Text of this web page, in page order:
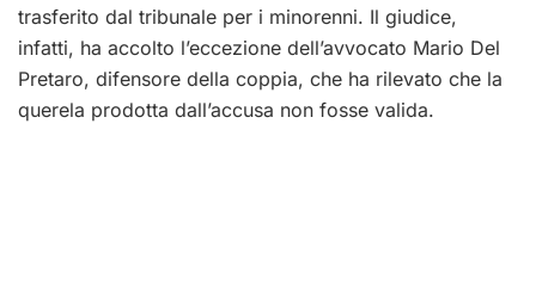
trasferito dal tribunale per i minorenni. Il giudice,
infatti, ha accolto l’eccezione dell’avvocato Mario Del
Pretaro, difensore della coppia, che ha rilevato che la
querela prodotta dall’accusa non fosse valida.